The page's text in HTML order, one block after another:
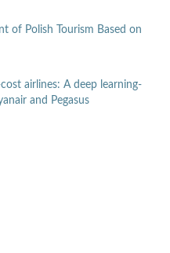
of Polish Tourism Based on
airlines: A deep learning-
and Pegasus